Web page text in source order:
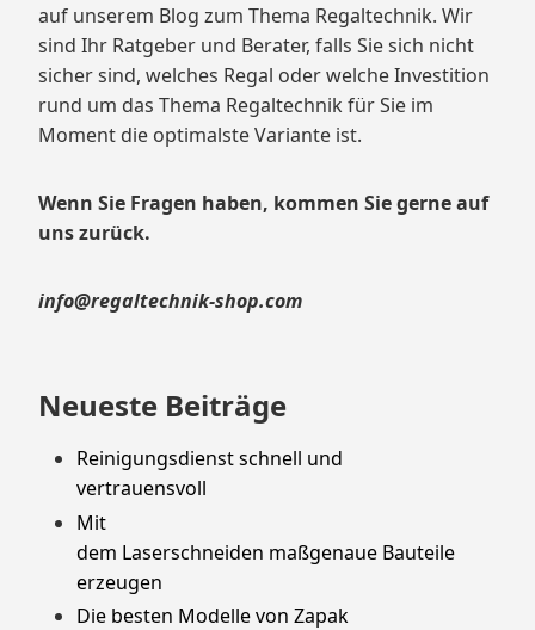
auf unserem Blog zum Thema Regaltechnik. Wir
sind Ihr Ratgeber und Berater, falls Sie sich nicht
sicher sind, welches Regal oder welche Investition
rund um das Thema Regaltechnik für Sie im
Moment die optimalste Variante ist.
Wenn Sie Fragen haben, kommen Sie gerne auf
uns zurück.
info@regaltechnik-shop.com
Neueste Beiträge
Reinigungsdienst schnell und
vertrauensvoll
Mit
dem Laserschneiden maßgenaue Bauteile
erzeugen
Die besten Modelle von Zapak